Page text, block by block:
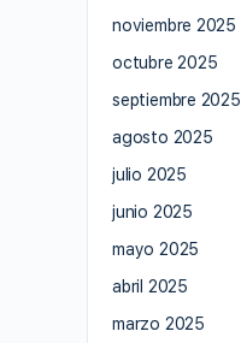
noviembre 2025
octubre 2025
septiembre 2025
agosto 2025
julio 2025
junio 2025
mayo 2025
abril 2025
marzo 2025